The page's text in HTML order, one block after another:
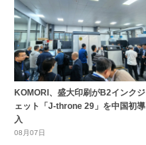
KOMORI、盛大印刷がB2インクジ
ェット「J-throne 29」を中国初導
入
08月07日